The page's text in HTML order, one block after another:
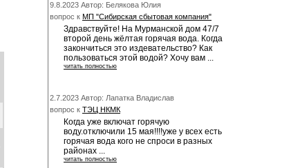
9.8.2023 Автор: Белякова Юлия
вопрос к МП "Сибирская сбытовая компания"
Здравствуйте! На Мурманской дом 47/7
второй день жёлтая горячая вода. Когда
закончиться это издевательство? Как
пользоваться этой водой? Хочу вам ...
читать полностью
2.7.2023 Автор: Лапатка Владислав
вопрос к ТЭЦ НКМК
Когда уже включат горячую
воду.отключили 15 мая!!!!уже у всех есть
горячая вода кого не спроси в разных
районах ...
читать полностью